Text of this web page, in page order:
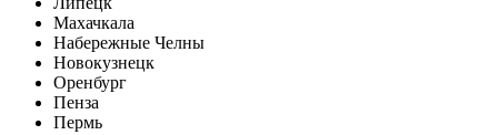
Махачкала
Набережные Челны
Новокузнецк
Оренбург
Пенза
Пермь